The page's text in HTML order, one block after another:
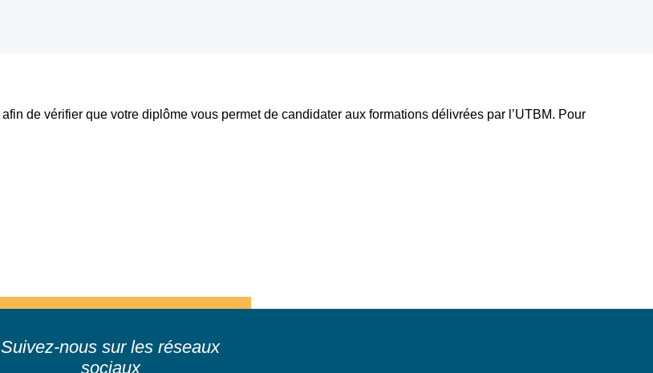
afin de vérifier que votre diplôme vous permet de candidater aux formations délivrées par l’UTBM. Pour